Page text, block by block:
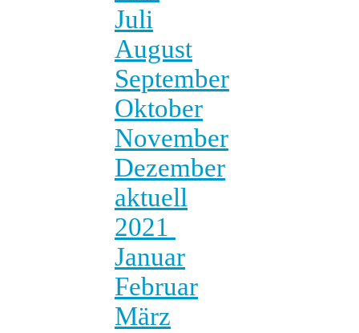
Juli
August
September
Oktober
November
Dezember
aktuell
2021
Januar
Februar
März